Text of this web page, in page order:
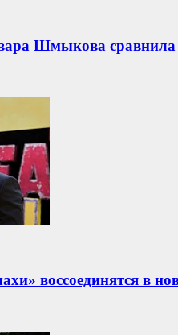
Шмыкова
воссоединятся в